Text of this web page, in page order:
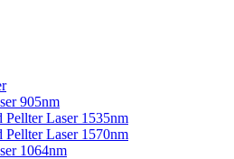
905nm
Pellter Laser 1535nm
Pellter Laser 1570nm
1064nm